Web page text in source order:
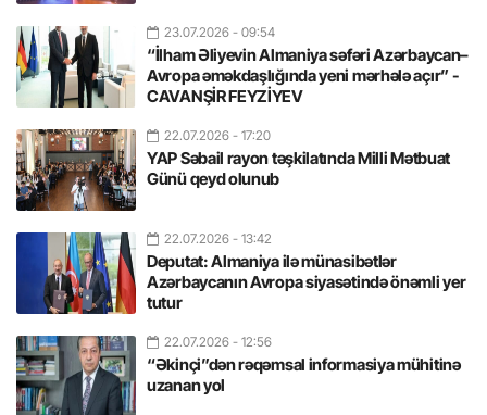
23.07.2026 - 09:54
“İlham Əliyevin Almaniya səfəri Azərbaycan–
Avropa əməkdaşlığında yeni mərhələ açır” -
CAVANŞİR FEYZİYEV
22.07.2026 - 17:20
YAP Səbail rayon təşkilatında Milli Mətbuat
Günü qeyd olunub
22.07.2026 - 13:42
Deputat: Almaniya ilə münasibətlər
Azərbaycanın Avropa siyasətində önəmli yer
tutur
22.07.2026 - 12:56
“Əkinçi”dən rəqəmsal informasiya mühitinə
uzanan yol